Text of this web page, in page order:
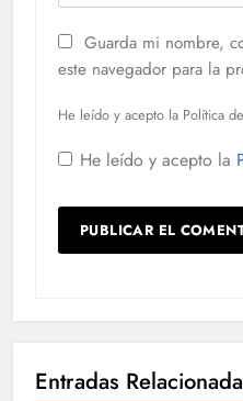
Guarda mi nombre,
este navegador para la
He leído y acepto la Política
He leído y acepto la
Entradas